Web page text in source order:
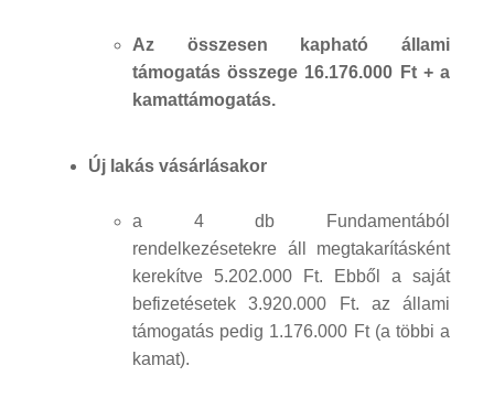
Az összesen kapható állami
támogatás összege 16.176.000 Ft + a
kamattámogatás.
Új lakás vásárlásakor
a 4 db Fundamentából
rendelkezésetekre áll megtakarításként
kerekítve 5.202.000 Ft. Ebből a saját
befizetésetek 3.920.000 Ft. az állami
támogatás pedig 1.176.000 Ft (a többi a
kamat).